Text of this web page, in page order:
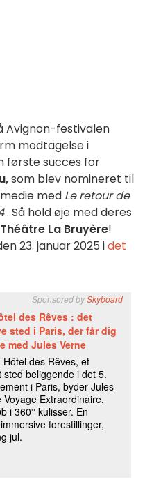
Avignon-festivalen
modtagelse i
første succes for
som blev nomineret til
med Le retour de
. Så hold øje med deres
Théâtre La Bruyère!
23. januar 2025 idet